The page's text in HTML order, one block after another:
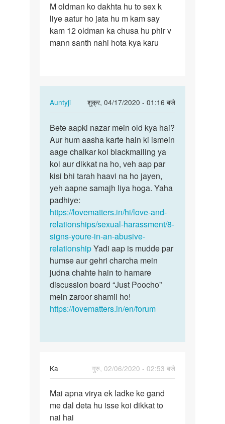
M
oldman
ko
dakhta
M oldman ko dakhta hu to sex k
liye aatur ho jata hu m kam say
kam 12 oldman ka chusa hu phir v
mann santh nahi hota kya karu
Auntyji
शुक्र, 04/17/2020 - 01:16 बजे
In
to
M
oldman
ko
dakhta
hu
to
sex…
by
Rohit
raj
Bete
aapki
nazar
mein
old…
Bete aapki nazar mein old kya hai?
Aur hum aasha karte hain ki ismein
aage chalkar koi blackmailing ya
koi aur dikkat na ho, veh aap par
kisi bhi tarah haavi na ho jayen,
yeh aapne samajh liya hoga. Yaha
padhiye:
https://lovematters.in/hi/love-and-
relationships/sexual-harassment/8-
signs-youre-in-an-abusive-
relationshipYadi aap is mudde par
humse aur gehri charcha mein
judna chahte hain to hamare
discussion board “Just Poocho”
mein zaroor shamil ho!
https://lovematters.in/en/forum
Ka
गुरु, 02/06/2020 - 02:53 बजे
Mai
apna
virya
Mai apna virya ek ladke ke gand
me dal deta hu isse koi dikkat to
nai hai